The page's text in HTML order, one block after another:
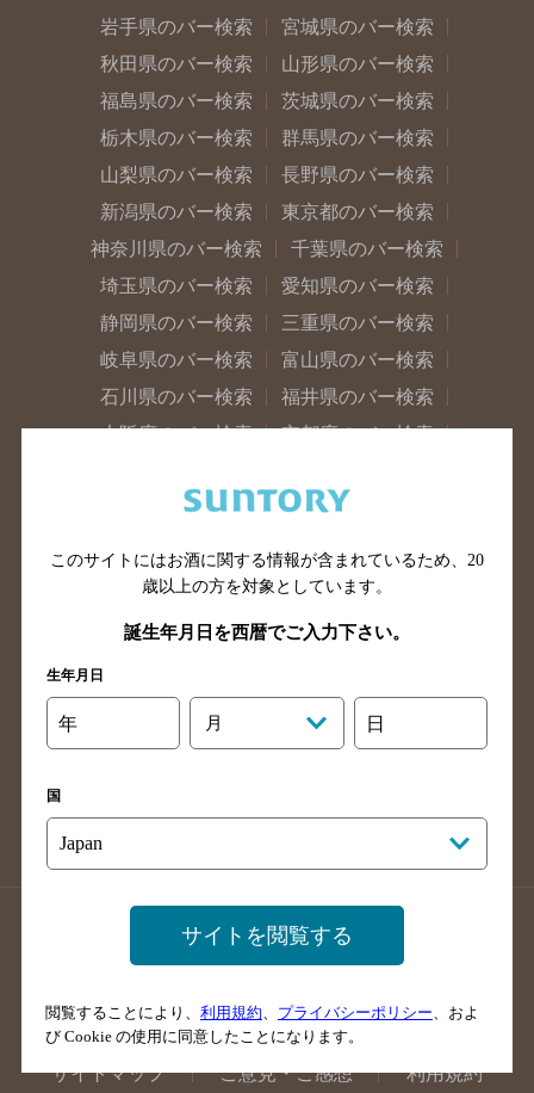
岩手県のバー検索
宮城県のバー検索
秋田県のバー検索
山形県のバー検索
福島県のバー検索
茨城県のバー検索
栃木県のバー検索
群馬県のバー検索
山梨県のバー検索
長野県のバー検索
新潟県のバー検索
東京都のバー検索
神奈川県のバー検索
千葉県のバー検索
埼玉県のバー検索
愛知県のバー検索
静岡県のバー検索
三重県のバー検索
岐阜県のバー検索
富山県のバー検索
石川県のバー検索
福井県のバー検索
大阪府のバー検索
京都府のバー検索
滋賀県のバー検索
和歌山県のバー検索
山口県のバー検索
鳥取県のバー検索
島根県のバー検索
徳島県のバー検索
高知県のバー検索
福岡県のバー検索
長崎県のバー検索
佐賀県のバー検索
店舗登録方法のご案内
店舗情報更新方法のご案内
掲載店舗様ログイン
サイトマップ ご意見・ご感想 利用規約
このサイトにはお酒に関する情報が含まれているため、 20
歳以上の方を対象としています。
誕生年月日を西暦でご入力下さい。
生年月日
年 月 日
国
サイトを閲覧する
閲覧することにより、 利用規約 プライバシーポリシー 、およ
び Cookie の使用に同意したことになります。